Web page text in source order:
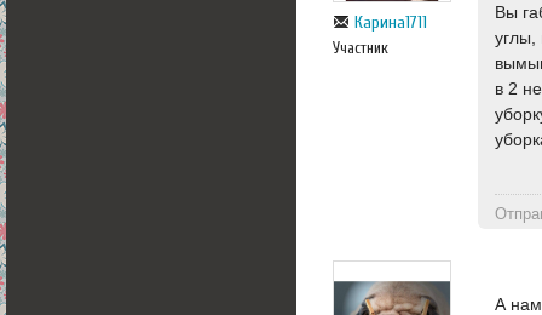
Карина1711
Участник
Вы
в 2
А